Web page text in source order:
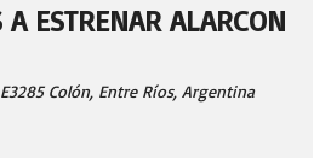
A ESTRENAR ALARCON
Colón, Entre Ríos, Argentina